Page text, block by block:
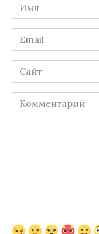
Имя
*
Email
*
Сайт
Комментарий